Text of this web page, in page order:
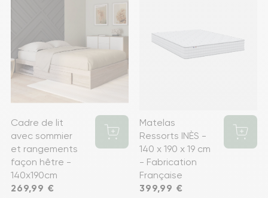
Cadre de lit
avec sommier
et rangements
façon hêtre -
140x190cm
Prix
269,99 €
Matelas
Ressorts INÈS -
140 x 190 x 19 cm
- Fabrication
Française
Prix
399,99 €